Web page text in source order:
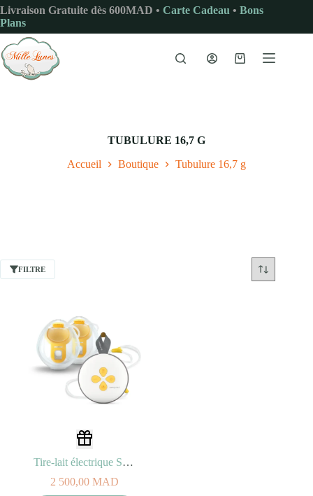
Passer
au
contenu
Livraison Gratuite dès 600MAD • Carte Cadeau • Bons
Plans
Panier
TUBULURE 16,7 G
Accueil Boutique Tubulure 16,7 g
FILTRE
Tire-lait électrique Swing Maxi™ Hands-free
2 500,00 MAD